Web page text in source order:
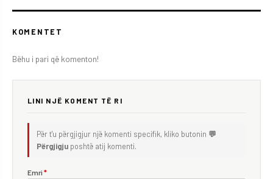
KOMENTET
Bëhu i pari që komenton!
LINI NJË KOMENT TË RI
Për t'u përgjigjur një komenti specifik, kliko butonin 💬
Përgjigju poshtë atij komenti.
Emri *